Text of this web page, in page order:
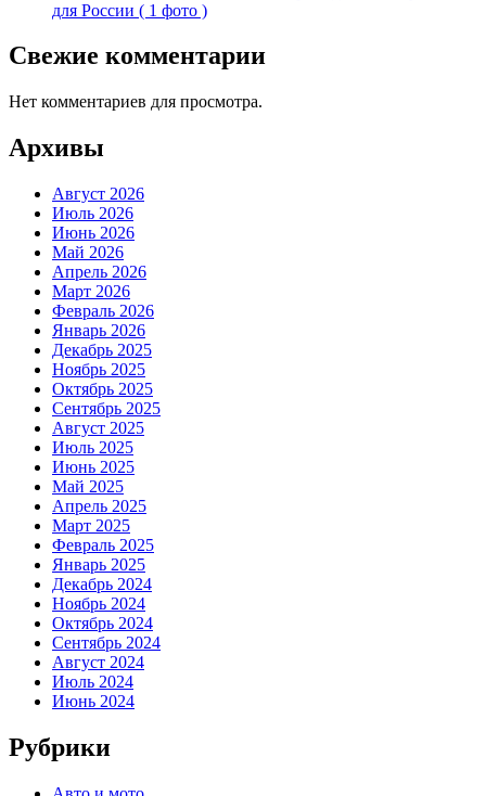
для России ( 1 фото )
Свежие комментарии
Нет комментариев для просмотра.
Архивы
Август 2026
Июль 2026
Июнь 2026
Май 2026
Апрель 2026
Март 2026
Февраль 2026
Январь 2026
Декабрь 2025
Ноябрь 2025
Октябрь 2025
Сентябрь 2025
Август 2025
Июль 2025
Июнь 2025
Май 2025
Апрель 2025
Март 2025
Февраль 2025
Январь 2025
Декабрь 2024
Ноябрь 2024
Октябрь 2024
Сентябрь 2024
Август 2024
Июль 2024
Июнь 2024
Рубрики